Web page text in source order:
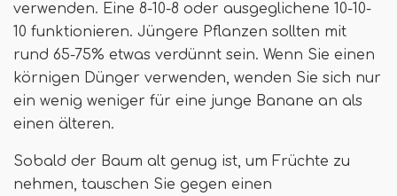
verwenden. Eine 8-10-8 oder ausgeglichene 10-10-
10 funktionieren. Jüngere Pflanzen sollten mit
rund 65-75% etwas verdünnt sein. Wenn Sie einen
körnigen Dünger verwenden, wenden Sie sich nur
ein wenig weniger für eine junge Banane an als
einen älteren.
Sobald der Baum alt genug ist, um Früchte zu
nehmen, tauschen Sie gegen einen